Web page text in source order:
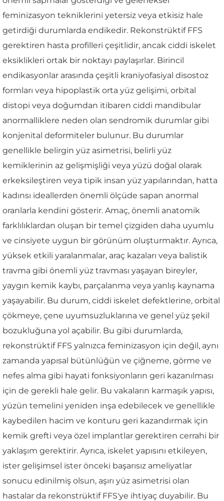
feminizasyon tekniklerini yetersiz veya etkisiz hale
getirdiği durumlarda endikedir. Rekonstrüktif FFS
gerektiren hasta profilleri çeşitlidir, ancak ciddi iskelet
eksiklikleri ortak bir noktayı paylaşırlar. Birincil
endikasyonlar arasında çeşitli kraniyofasiyal disostoz
formları veya hipoplastik orta yüz gelişimi, orbital
distopi veya doğumdan itibaren ciddi mandibular
anormalliklere neden olan sendromik durumlar gibi
konjenital deformiteler bulunur. Bu durumlar
genellikle belirgin yüz asimetrisi, belirli yüz
kemiklerinin az gelişmişliği veya yüzü doğal olarak
erkeksileştiren veya tipik insan yüz yapılarından, hatta
kadınsı ideallerden önemli ölçüde sapan anormal
oranlarla kendini gösterir. Amaç, önemli anatomik
farklılıklardan oluşan bir temel çizgiden daha uyumlu
ve cinsiyete uygun bir görünüm oluşturmaktır. Ayrıca,
yüksek etkili yaralanmalar, araç kazaları veya balistik
travma gibi önemli yüz travması yaşayan bireyler,
yaygın kemik kaybı, parçalanma veya yanlış kaynama
yaşayabilir. Bu durum, ciddi iskelet defektlerine, orbital
çökmeye, çene uyumsuzluklarına ve genel yüz şekil
bozukluğuna yol açabilir. Bu gibi durumlarda,
rekonstrüktif FFS yalnızca feminizasyon için değil, aynı
zamanda yapısal bütünlüğün ve çiğneme, görme ve
nefes alma gibi hayati fonksiyonların geri kazanılması
için de gerekli hale gelir. Bu vakaların karmaşık yapısı,
yüzün temelini yeniden inşa edebilecek ve genellikle
kaybedilen hacim ve konturu geri kazandırmak için
kemik grefti veya özel implantlar gerektiren cerrahi bir
yaklaşım gerektirir. Ayrıca, iskelet yapısını etkileyen,
ister gelişimsel ister önceki başarısız ameliyatlar
sonucu edinilmiş olsun, aşırı yüz asimetrisi olan
hastalar da rekonstrüktif FFS'ye ihtiyaç duyabilir. Bu